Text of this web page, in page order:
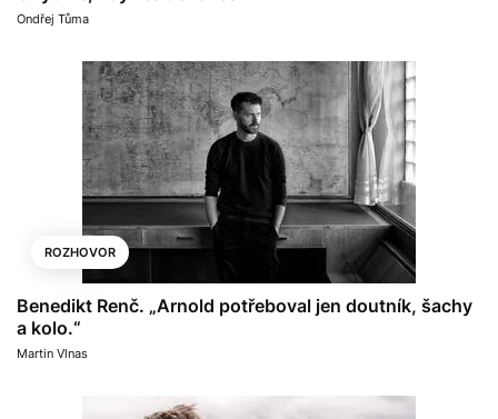
Ondřej Tůma
ROZHOVOR
Benedikt Renč. „Arnold potřeboval jen doutník, šachy
a kolo.“
Martin Vlnas